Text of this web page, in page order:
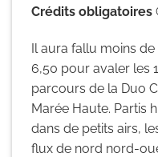
Crédits obligatoires
Il aura fallu moins
6,50 pour avaler les
parcours de la Duo
Marée Haute. Partis
dans de petits airs,
flux de nord nord-